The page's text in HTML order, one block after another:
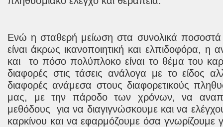
Ενώ η σταθερή μείωση στα συνολικά ποσοστά
είναι άκρως ικανοποιητική και ελπιδοφόρα, η
και
το πόσο πολύπλοκο είναι το θέμα του
διαφορές στις τάσεις ανάλογα με το είδος
διαφορές ανάμεσα στους διαφορετικούς
μας, με την πάροδο των χρόνων, να
μεθόδους
για να διαγιγνώσκουμε και να
καρκίνου και να εφαρμόζουμε όσα γνωρίζουμε